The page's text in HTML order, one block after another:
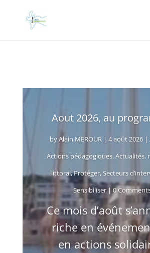
Aout 2026, au
byAlain MEROUR |4 août 2026 |
Actions pédagogiques,Actualités,
littoral,Protéger,Secteurs
Sensibiliser| 0
Ce mois d’août
riche en
en actions